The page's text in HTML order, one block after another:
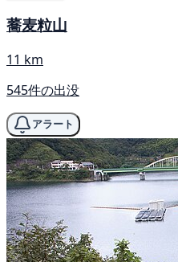
蕎麦粒山
11 km
545件の出没
アラート